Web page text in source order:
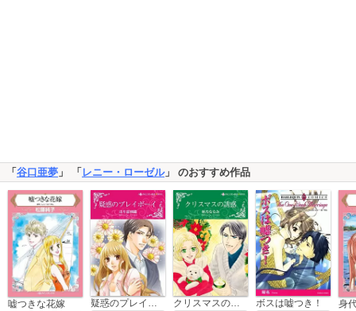
「 谷口亜夢 」 「 レニー・ローゼル」 のおすすめ作品
嘘つきな花嫁 疑惑のプレイボーイ クリスマスの誘惑 ボスは嘘つき！ 身